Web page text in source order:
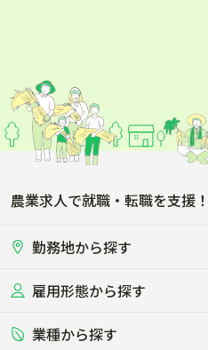
農業求人で就職・転職を支援
勤務地から探す
北海道
関東
雇用形態から探す
正社員業種から探す